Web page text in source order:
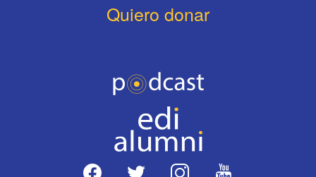
Quiero donar